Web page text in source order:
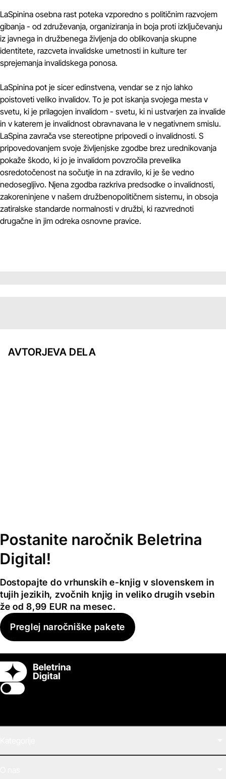
LaSpinina osebna rast poteka vzporedno s političnim razvojem
gibanja - od združevanja, organiziranja in boja proti izključevanju
iz javnega in družbenega življenja do oblikovanja skupne
identitete, razcveta invalidske umetnosti in kulture ter
sprejemanja invalidskega ponosa.
LaSpinina pot je sicer edinstvena, vendar se z njo lahko
poistoveti veliko invalidov. To je pot iskanja svojega mesta v
svetu, ki je prilagojen invalidom - svetu, ki ni ustvarjen za invalide
in v katerem je invalidnost obravnavana le v negativnem smislu.
LaSpina zavrača vse stereotipne pripovedi o invalidnosti. S
pripovedovanjem svoje življenjske zgodbe brez urednikovanja
pokaže škodo, ki jo je invalidom povzročila prevelika
osredotočenost na sočutje in na zdravilo, ki je še vedno
nedosegljivo. Njena zgodba razkriva predsodke o invalidnosti,
zakoreninjene v našem družbenopolitičnem sistemu, in obsoja
zatiralske standarde normalnosti v družbi, ki razvrednoti
drugačne in jim odreka osnovne pravice.
AVTORJEVA DELA
Postanite naročnik Beletrina
Digital!
Dostopajte do vrhunskih e-knjig v slovenskem in
tujih jezikih, zvočnih knjig in veliko drugih vsebin
že od 8,99 EUR na mesec.
Preglej naročniške pakete
Switch theme